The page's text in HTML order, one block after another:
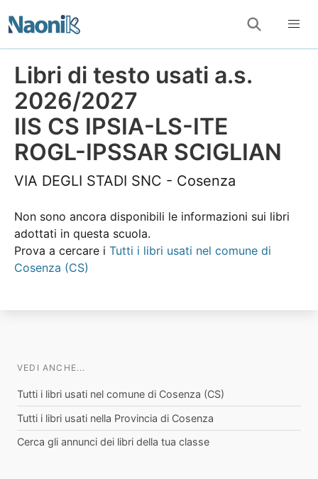
Libri di testo usati a.s.
2026/2027
IIS CS IPSIA-LS-ITE
ROGL-IPSSAR SCIGLIAN
VIA DEGLI STADI SNC - Cosenza
Non sono ancora disponibili le informazioni sui libri
adottati in questa scuola.
Prova a cercare i Tutti i libri usati nel comune di
Cosenza (CS)
VEDI ANCHE...
Tutti i libri usati nel comune di Cosenza (CS)
Tutti i libri usati nella Provincia di Cosenza
Cerca gli annunci dei libri della tua classe